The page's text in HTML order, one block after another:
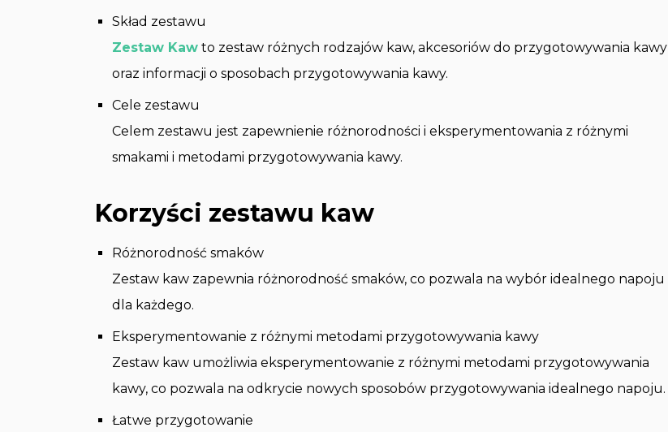
Skład zestawu
Zestaw Kaw to zestaw różnych rodzajów kaw, akcesoriów do przygotowywania kawy
oraz informacji o sposobach przygotowywania kawy.
Cele zestawu
Celem zestawu jest zapewnienie różnorodności i eksperymentowania z różnymi
smakami i metodami przygotowywania kawy.
Korzyści zestawu kaw
Różnorodność smaków
Zestaw kaw zapewnia różnorodność smaków, co pozwala na wybór idealnego napoju
dla każdego.
Eksperymentowanie z różnymi metodami przygotowywania kawy
Zestaw kaw umożliwia eksperymentowanie z różnymi metodami przygotowywania
kawy, co pozwala na odkrycie nowych sposobów przygotowywania idealnego napoju.
Łatwe przygotowanie